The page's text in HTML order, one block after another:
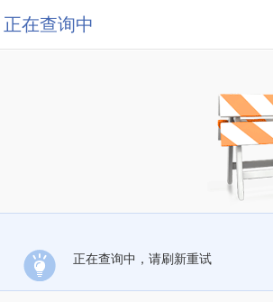
正在查询中
正在查询中，请刷新重试